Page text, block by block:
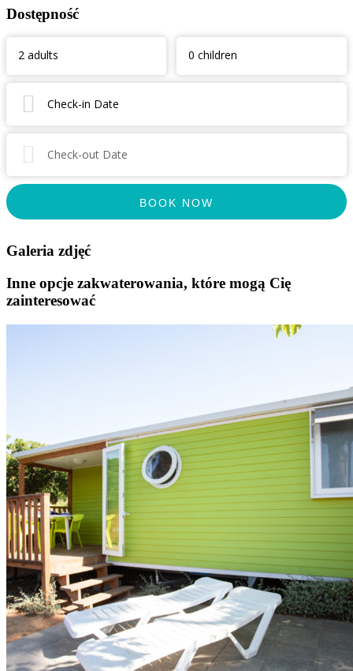
Dostępność
Check-in Date
Check-out Date
2 adults 0 children
Galeria zdjęć
Inne opcje zakwaterowania, które mogą Cię
zainteresować